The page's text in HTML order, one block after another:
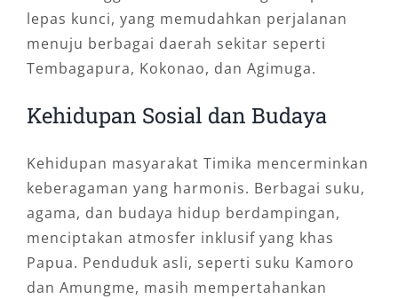
lepas kunci, yang memudahkan perjalanan
menuju berbagai daerah sekitar seperti
Tembagapura, Kokonao, dan Agimuga.
Kehidupan Sosial dan Budaya
Kehidupan masyarakat Timika mencerminkan
keberagaman yang harmonis. Berbagai suku,
agama, dan budaya hidup berdampingan,
menciptakan atmosfer inklusif yang khas
Papua. Penduduk asli, seperti suku Kamoro
dan Amungme, masih mempertahankan